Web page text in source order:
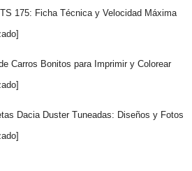
175: Ficha Técnica y Velocidad Máxima
Carros Bonitos para Imprimir y Colorear
Dacia Duster Tuneadas: Diseños y Fotos